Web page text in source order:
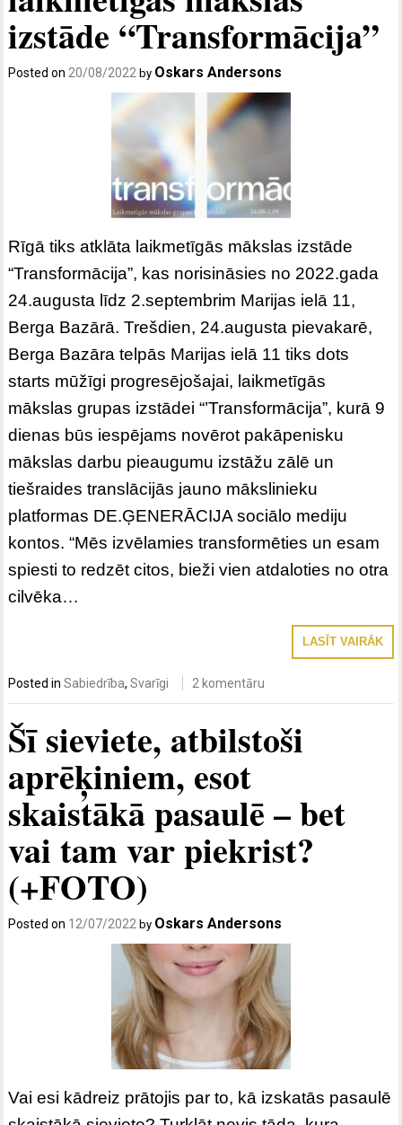
izstāde “Transformācija”
Posted on 20/08/2022 by Oskars Andersons
Rīgā tiks atklāta laikmetīgās mākslas izstāde
“Transformācija”, kas norisināsies no 2022.gada
24.augusta līdz 2.septembrim Marijas ielā 11,
Berga Bazārā. Trešdien, 24.augusta pievakarē,
Berga Bazāra telpās Marijas ielā 11 tiks dots
starts mūžīgi progresējošajai, laikmetīgās
mākslas grupas izstādei “’Transformācija”, kurā 9
dienas būs iespējams novērot pakāpenisku
mākslas darbu pieaugumu izstāžu zālē un
tiešraides translācijās jauno mākslinieku
platformas DE.ĢENERĀCIJA sociālo mediju
kontos. “Mēs izvēlamies transformēties un esam
spiesti to redzēt citos, bieži vien atdaloties no otra
cilvēka…
LASĪT VAIRĀK
Posted inSabiedrība,Svarīgi 2 komentāru
Šī sieviete, atbilstoši
aprēķiniem, esot
skaistākā pasaulē – bet
vai tam var piekrist?
(+FOTO)
Posted on 12/07/2022 by Oskars Andersons
Vai esi kādreiz prātojis par to, kā izskatās pasaulē